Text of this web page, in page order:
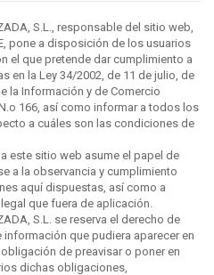
S.L., responsable del sitio web,
pone a disposición de los usuarios
el que pretende dar cumplimiento a
en la Ley 34/2002, de 11 de julio, de
la Información y de Comercio
166, así como informar a todos los
a cuáles son las condiciones de
este sitio web asume el papel de
a la observancia y cumplimiento
aquí dispuestas, así como a
que fuera de aplicación.
S.L. se reserva el derecho de
que pudiera aparecer en
de preavisar o poner en
dichas obligaciones,